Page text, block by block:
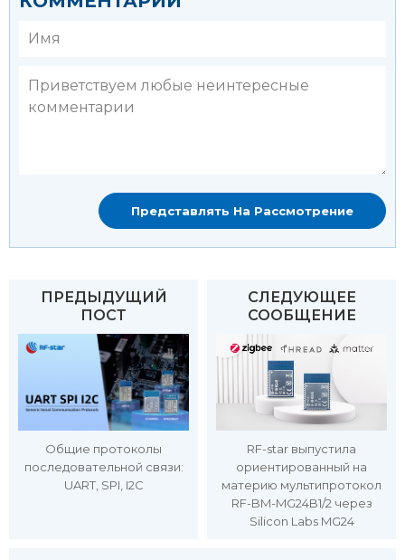
ПРЕДЫДУЩИЙ
ПОСТ
Общие протоколы
последовательной связи:
UART, SPI, I2C
СЛЕДУЮЩЕЕ
СООБЩЕНИЕ
RF-star выпустила
ориентированный на
материю мультипротокол
RF-BM-MG24B1/2 через
Silicon Labs MG24